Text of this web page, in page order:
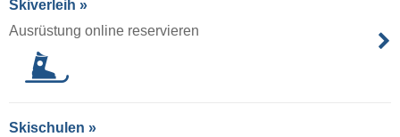
Skiverleih »
Ausrüstung online reservieren
Skischulen »